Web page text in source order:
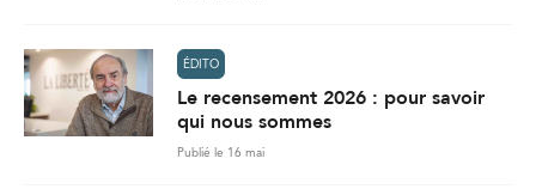
ÉDITO
Le recensement 2026 : pour savoir
qui nous sommes
Publié le 16 mai